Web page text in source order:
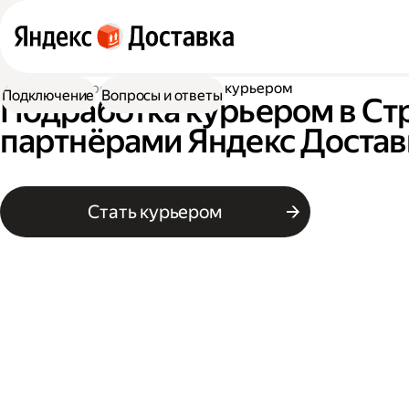
Работа курьером Подработка курьером
Подработка курьером в
партнёрами Яндекс
Стать курьером
Подключение Вопросы и ответы